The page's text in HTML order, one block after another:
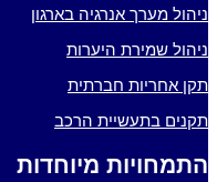
מערך אנרגיה בארגון
שמירת היערות
חברתית
בתעשיית הרכב
מיוחדות